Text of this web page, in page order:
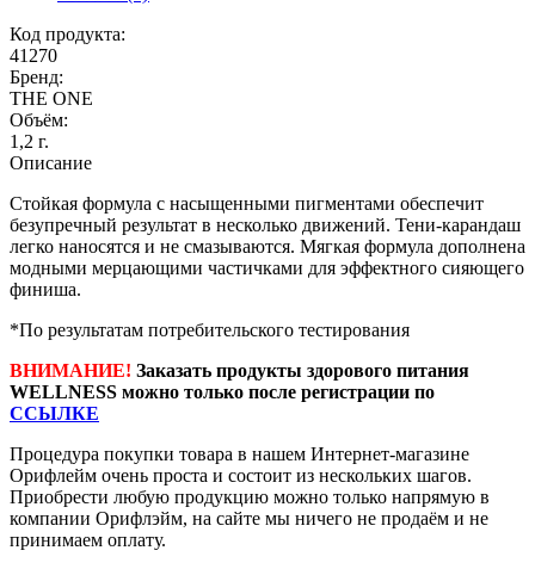
Код продукта:
41270
Бренд:
THE ONE
Объём:
1,2 г.
Описание
Стойкая формула с насыщенными пигментами обеспечит
безупречный результат в несколько движений. Тени-карандаш
легко наносятся и не смазываются. Мягкая формула дополнена
модными мерцающими частичками для эффектного сияющего
финиша.
*По результатам потребительского тестирования
ВНИМАНИЕ! Заказать продукты здорового питания
WELLNESS можно только после регистрации по
ССЫЛКЕ
Процедура покупки товара в нашем Интернет-магазине
Орифлейм очень проста и состоит из нескольких шагов.
Приобрести любую продукцию можно только напрямую в
компании Орифлэйм, на сайте мы ничего не продаём и не
принимаем оплату.